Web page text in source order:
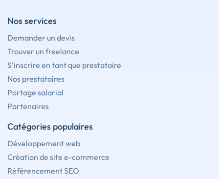
Nos services
Demander un devis
Trouver un freelance
S'inscrire en tant que prestataire
Nos prestataires
Portage salarial
Partenaires
Catégories populaires
Développement web
Création de site e-commerce
Référencement SEO